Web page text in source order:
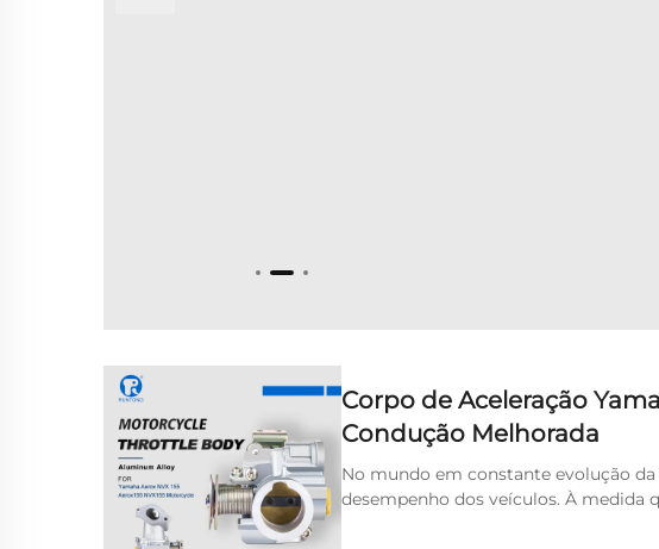
Corpo de Aceleração
Condução Melhorada
No mundo em constante evolução
desempenho dos veículos. À medida